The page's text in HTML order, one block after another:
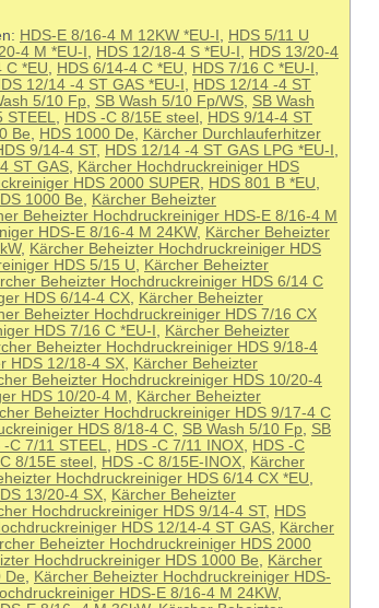
HDS-E 8/16-4 M 12KW *EU-I
HDS 5/11 U
4 M *EU-I HDS 12/18-4 S *EU-I
HDS 13/20-4
C *EU HDS 6/14-4 C *EU HDS 7/16 C *EU-I
12/14 -4 ST GAS *EU-I
HDS 12/14 -4 ST
5/10 Fp SB Wash 5/10 Fp/WS SB Wash
STEEL HDS -C 8/15E steel HDS 9/14-4 ST
Be HDS 1000 De
Kärcher Durchlauferhitzer
9/14-4 ST, HDS 12/14 -4 ST GAS LPG *EU-I
ST GAS Kärcher Hochdruckreiniger HDS
HDS 2000 SUPER HDS 801 B *EU
1000 Be
Kärcher Beheizter
Beheizter Hochdruckreiniger HDS-E 8/16-4 M
HDS-E 8/16-4 M 24KW, Kärcher Beheizter
, Kärcher Beheizter Hochdruckreiniger HDS
HDS 5/15 U
Kärcher Beheizter
Beheizter Hochdruckreiniger HDS 6/14 C
HDS 6/14-4 CX Kärcher Beheizter
Beheizter Hochdruckreiniger HDS 7/16 CX
HDS 7/16 C *EU-I
Kärcher Beheizter
Beheizter Hochdruckreiniger HDS 9/18-4
HDS 12/18-4 SX
Kärcher Beheizter
Beheizter Hochdruckreiniger HDS 10/20-4
HDS 10/20-4 M
Kärcher Beheizter
Beheizter Hochdruckreiniger HDS 9/17-4 C
HDS 8/18-4 C SB Wash 5/10 Fp SB
-C 7/11 STEEL HDS -C 7/11 INOX HDS -C
8/15E steel HDS -C 8/15E-INOX Kärcher
Hochdruckreiniger HDS 6/14 CX *EU
13/20-4 SX Kärcher Beheizter
Hochdruckreiniger HDS 9/14-4 ST, HDS
HDS 12/14-4 ST GAS
Kärcher
Beheizter Hochdruckreiniger HDS 2000
Hochdruckreiniger HDS 1000 Be
Kärcher
De
Kärcher Beheizter Hochdruckreiniger HDS-
HDS-E 8/16-4 M 24KW,